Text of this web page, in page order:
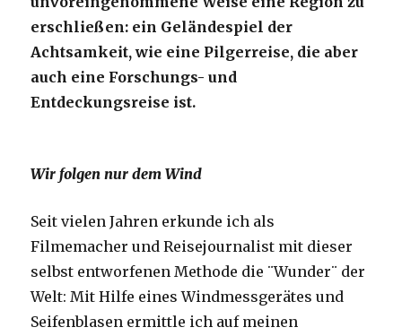
erschließen: ein Geländespiel der
Achtsamkeit, wie eine Pilgerreise, die aber
auch eine Forschungs- und
Entdeckungsreise ist.
Wir folgen nur dem Wind
Seit vielen Jahren erkunde ich als
Filmemacher und Reisejournalist mit dieser
selbst entworfenen Methode die ¨Wunder¨ der
Welt: Mit Hilfe eines Windmessgerätes und
Seifenblasen ermittle ich auf meinen